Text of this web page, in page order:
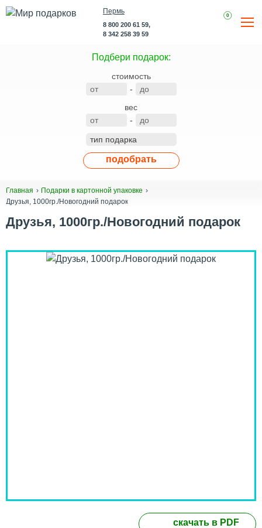
0
Пермь
8 800 200 61 59,
8 342 258 39 59
Подбери подарок:
стоимость
-
вес
-
подобрать
Главная
Подарки в картонной упаковке
Друзья, 1000гр./Новогодний подарок
Друзья, 1000гр./Новогодний подарок
скачать в PDF